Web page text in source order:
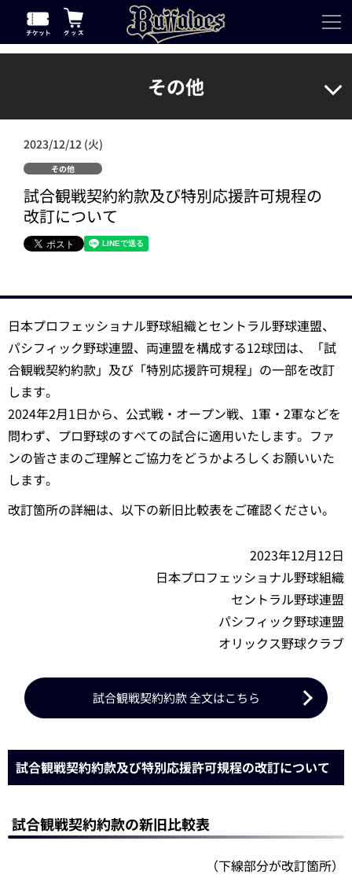
その他
2023/12/12 (火)
その他
試合観戦契約約款及び特別応援許可規程の
改訂について
日本プロフェッショナル野球組織とセントラル野球連盟、
パシフィック野球連盟、両連盟を構成する12球団は、「試
合観戦契約約款」及び「特別応援許可規程」の一部を改訂
します。
2024年2月1日から、公式戦・オープン戦、1軍・2軍などを
問わず、プロ野球のすべての試合に適用いたします。ファ
ンの皆さまのご理解とご協力をどうかよろしくお願いいた
します。
改訂箇所の詳細は、以下の新旧比較表をご確認ください。
2023年12月12日
日本プロフェッショナル野球組織
セントラル野球連盟
パシフィック野球連盟
オリックス野球クラブ
試合観戦契約約款 全文はこちら
試合観戦契約約款及び特別応援許可規程の改訂について
試合観戦契約約款の新旧比較表
（下線部分が改訂箇所）